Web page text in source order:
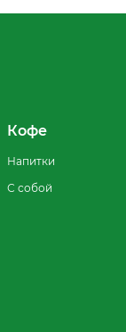
Кофе
Напитки
С собой